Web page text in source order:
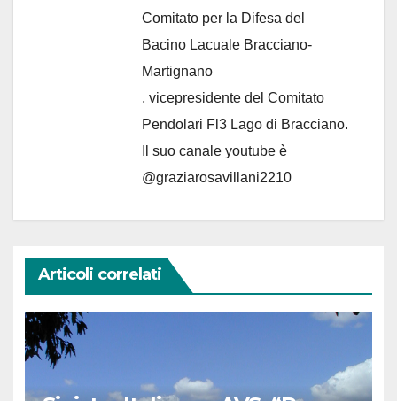
Comitato per la Difesa del
Bacino Lacuale Bracciano-
Martignano
, vicepresidente del Comitato
Pendolari Fl3 Lago di Bracciano.
Il suo canale youtube è
@graziarosavillani2210
Articoli correlati